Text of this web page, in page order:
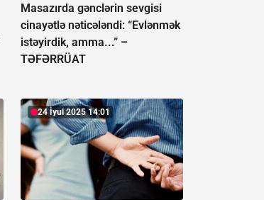
Masazırda gənclərin sevgisi
cinayətlə nəticələndi: “Evlənmək
istəyirdik, amma...” –
TƏFƏRRÜAT
24 İyul 2025 14:01